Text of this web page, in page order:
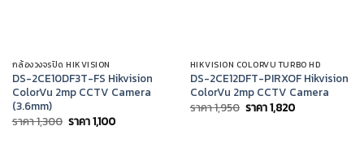
กล้องวงจรปิด HIKVISION
DS-2CE10DF3T-FS Hikvision
ColorVu 2mp CCTV Camera
(3.6mm)
ราคา1,300 Original
price
ราคา1,100Current
price
HIKVISION COLORVU TURBO HD
DS-2CE12DFT-PIRXOF Hikvision
ColorVu 2mp CCTV Camera
ราคา1,950 Original
price
ราคา1,820Current
price